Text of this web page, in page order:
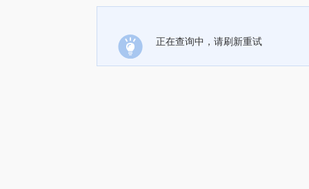
正在查询中，请刷新重试